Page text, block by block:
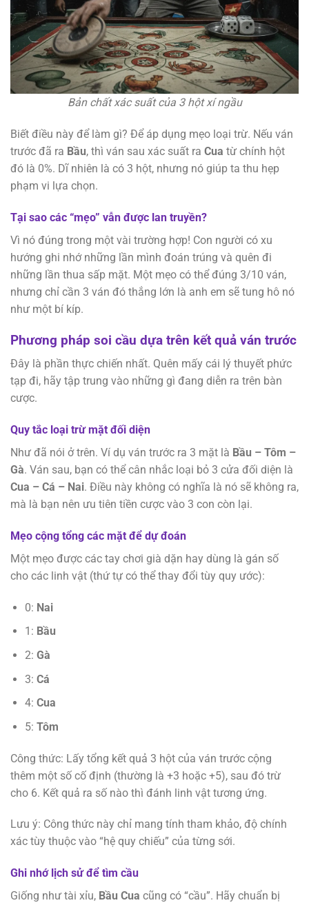
Bản chất xác suất của 3 hột xí ngầu
Biết điều này để làm gì? Để áp dụng mẹo loại trừ. Nếu ván
trước đã ra Bầu, thì ván sau xác suất ra Cua từ chính hột
đó là 0%. Dĩ nhiên là có 3 hột, nhưng nó giúp ta thu hẹp
phạm vi lựa chọn.
Tại sao các “mẹo” vẫn được lan truyền?
Vì nó đúng trong một vài trường hợp! Con người có xu
hướng ghi nhớ những lần mình đoán trúng và quên đi
những lần thua sấp mặt. Một mẹo có thể đúng 3/10 ván,
nhưng chỉ cần 3 ván đó thắng lớn là anh em sẽ tung hô nó
như một bí kíp.
Phương pháp soi cầu dựa trên kết quả ván trước
Đây là phần thực chiến nhất. Quên mấy cái lý thuyết phức
tạp đi, hãy tập trung vào những gì đang diễn ra trên bàn
cược.
Quy tắc loại trừ mặt đối diện
Như đã nói ở trên. Ví dụ ván trước ra 3 mặt là Bầu – Tôm –
Gà. Ván sau, bạn có thể cân nhắc loại bỏ 3 cửa đối diện là
Cua – Cá – Nai. Điều này không có nghĩa là nó sẽ không ra,
mà là bạn nên ưu tiên tiền cược vào 3 con còn lại.
Mẹo cộng tổng các mặt để dự đoán
Một mẹo được các tay chơi già dặn hay dùng là gán số
cho các linh vật (thứ tự có thể thay đổi tùy quy ước):
0: Nai
1: Bầu
2: Gà
3: Cá
4: Cua
5: Tôm
Công thức: Lấy tổng kết quả 3 hột của ván trước cộng
thêm một số cố định (thường là +3 hoặc +5), sau đó trừ
cho 6. Kết quả ra số nào thì đánh linh vật tương ứng.
Lưu ý: Công thức này chỉ mang tính tham khảo, độ chính
xác tùy thuộc vào “hệ quy chiếu” của từng sới.
Ghi nhớ lịch sử để tìm cầu
Giống như tài xỉu, Bầu Cua cũng có “cầu”. Hãy chuẩn bị